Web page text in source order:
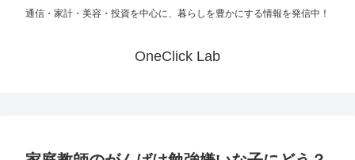
通信・家計・美容・投資を中心に、暮らしを豊かにする情報を発信中！
OneClick Lab